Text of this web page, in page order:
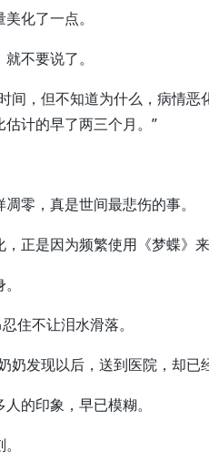
化了一点。
不要说了。
，但不知道为什么，病情恶
计的早了两三个月。”
，真是世间最悲伤的事。
是因为频繁使用《梦蝶》来
不让泪水滑落。
发现以后，送到医院，却已
的印象，早已模糊。